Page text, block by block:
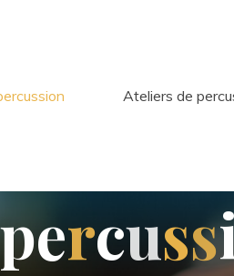
Ateliers de
percuss